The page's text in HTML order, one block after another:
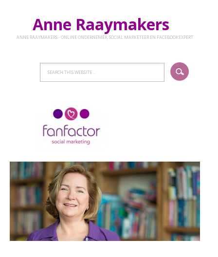
Anne Raaymakers
ANNE RAAYMAKERS - ONLINE ONDERNEMER, SOCIAL MARKETEER EN FACEBOOKEXPERT